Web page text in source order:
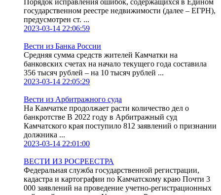
Порядок исправления ошибок, содержащихся в Едином
государственном реестре недвижимости (далее – ЕГРН),
предусмотрен ст. ...
2023-03-14 22:06:59
Вести из Банка России
Средняя сумма средств жителей Камчатки на
банковских счетах на начало текущего года составила
356 тысяч рублей – на 10 тысяч рублей ...
2023-03-14 22:05:29
Вести из Арбитражного суда
На Камчатке продолжает расти количество дел о
банкротстве В 2022 году в Арбитражный суд
Камчатского края поступило 812 заявлений о признании
должника ...
2023-03-14 22:01:00
ВЕСТИ ИЗ РОСРЕЕСТРА
Федеральная служба государственной регистрации,
кадастра и картографии по Камчатскому краю Почти 3
000 заявлений на проведение учетно-регистрационных